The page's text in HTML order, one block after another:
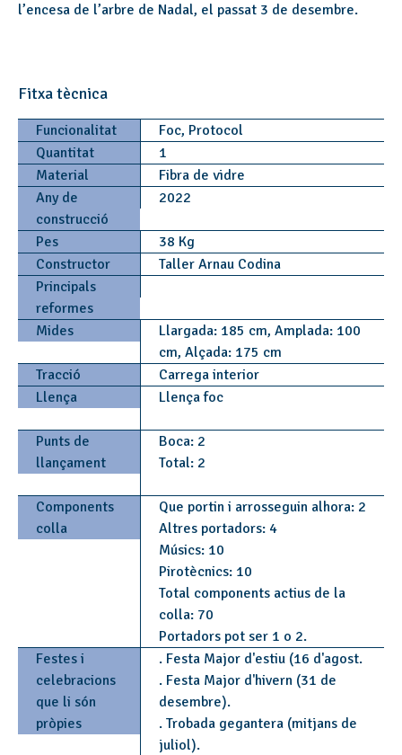
l’encesa de l’arbre de Nadal, el passat 3 de desembre.
Fitxa tècnica
Funcionalitat
Foc, Protocol
Quantitat
1
Material
Fibra de vidre
Any de
construcció
2022
Pes
38 Kg
Constructor
Taller Arnau Codina
Principals
reformes
Mides
Llargada: 185 cm, Amplada: 100
cm, Alçada: 175 cm
Tracció
Carrega interior
Llença
Llença foc
Punts de
llançament
Boca: 2
Total: 2
Components
colla
Que portin i arrosseguin alhora: 2
Altres portadors: 4
Músics: 10
Pirotècnics: 10
Total components actius de la
colla: 70
Portadors pot ser 1 o 2.
Festes i
celebracions
que li són
pròpies
. Festa Major d'estiu (16 d'agost.
. Festa Major d'hivern (31 de
desembre).
. Trobada gegantera (mitjans de
juliol).